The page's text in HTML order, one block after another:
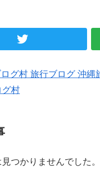
グ村
つかりませんでした。